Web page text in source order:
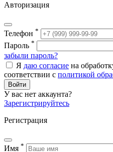
Авторизация
Телефон *
Пароль *
забыли пароль?
Я даю согласие на
соответствии с политикой
Войти
У вас нет аккаунта?
Зарегистрируйтесь
Регистрация
Имя *